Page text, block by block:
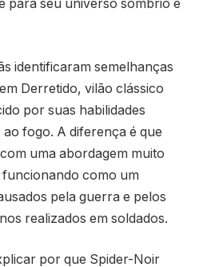
para seu universo sombrio e
identificaram semelhanças
Derretido, vilão clássico
por suas habilidades
fogo. A diferença é que
uma abordagem muito
funcionando como um
pela guerra e pelos
realizados em soldados.
por que Spider-Noir